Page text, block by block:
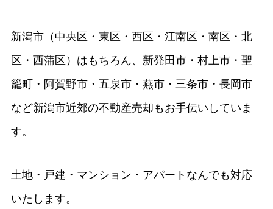
新潟市（中央区・東区・西区・江南区・南区・北
区・西蒲区）はもちろん、新発田市・村上市・聖
籠町・阿賀野市・五泉市・燕市・三条市・長岡市
など新潟市近郊の不動産売却もお手伝いしていま
す。
土地・戸建・マンション・アパートなんでも対応
いたします。